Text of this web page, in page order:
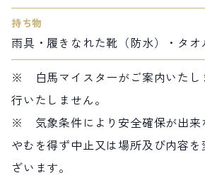
持ち物
雨具・履きなれた靴（防水）・タオ
※ 白馬マイスターがご案内いたし
行いたしません。
※ 気象条件により安全確保が出来
やむを得ず中止又は場所及び内容
ざいます。